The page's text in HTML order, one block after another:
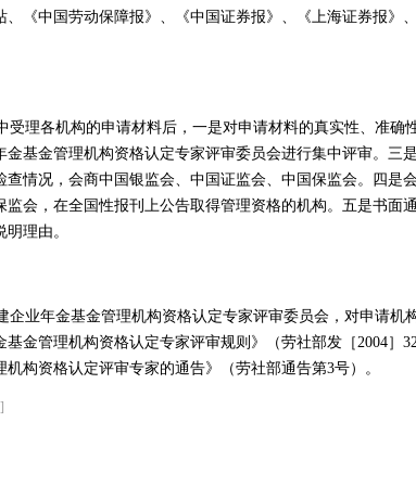
、《中国劳动保障报》、《中国证券报》、《上海证券报》
受理各机构的申请材料后，一是对申请材料的真实性、准确
金基金管理机构资格认定专家评审委员会进行集中评审。三
查情况，会商中国银监会、中国证监会、中国保监会。四是
监会，在全国性报刊上公告取得管理资格的机构。五是书面
理由。
企业年金基金管理机构资格认定专家评审委员会，对申请机
基金管理机构资格认定专家评审规则》（劳社部发［2004］
构资格认定评审专家的通告》（劳社部通告第3号）。